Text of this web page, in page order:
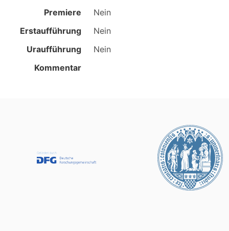
Premiere
Nein
Erstaufführung
Nein
Uraufführung
Nein
Kommentar